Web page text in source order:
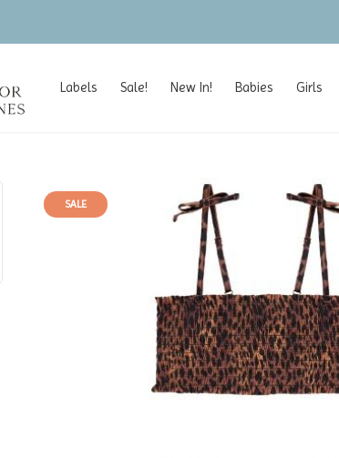
Labels Sale! New In! Babies Girls
SALE